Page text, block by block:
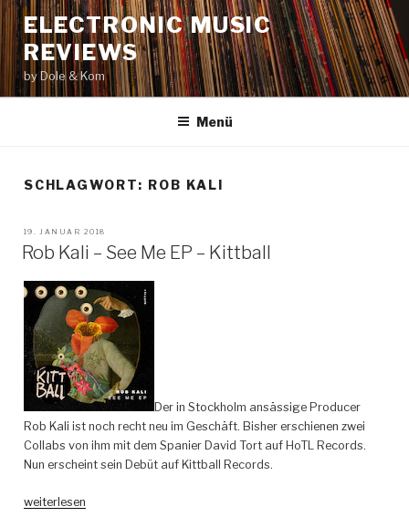
Zum
Inhalt
springen
ELECTRONIC MUSIC
REVIEWS
by Dole & Kom
Menü
SCHLAGWORT: ROB KALI
VERÖFFENTLICHT
19. JANUAR 2018
Rob Kali – See Me EP – Kittball
Der in Stockholm ansässige Producer
Rob Kali ist noch recht neu im Geschäft. Bisher erschienen zwei
Collabs von ihm mit dem Spanier David Tort auf HoTL Records.
Nun erscheint sein Debüt auf Kittball Records.
„Rob
weiterlesen